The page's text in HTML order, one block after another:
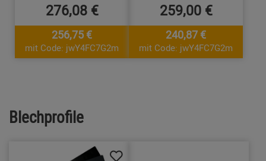
276,08 €
256,75 €
mit Code: jwY4FC7G2m
259,00 €
240,87 €
mit Code: jwY4FC7G2m
Blechprofile